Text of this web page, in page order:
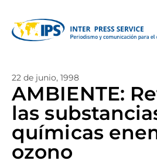
22 de junio, 1998
AMBIENTE:
las
químicas
ozono